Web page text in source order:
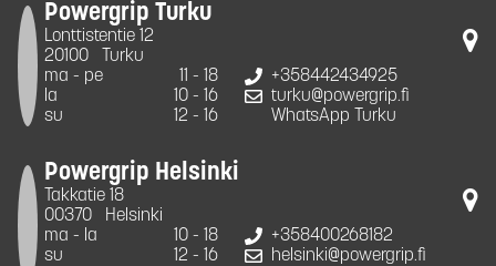
Powergrip Turku
Lonttistentie 12
20100
Turku
ma - pe
11 - 18
la
10 - 16
su
12 - 16
+358442434925
turku@powergrip.fi
WhatsApp Turku
Powergrip Helsinki
Takkatie 18
00370
Helsinki
ma - la
10 - 18
su
12 - 16
+358400268182
helsinki@powergrip.fi